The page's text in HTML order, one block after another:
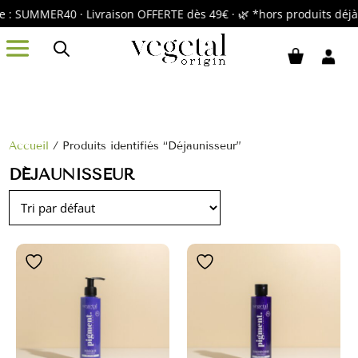
SUMMER40 · Livraison OFFERTE dès 49€ · 🌿 *hors produits
Accueil / Produits identifiés “Déjaunisseur”
DÉJAUNISSEUR